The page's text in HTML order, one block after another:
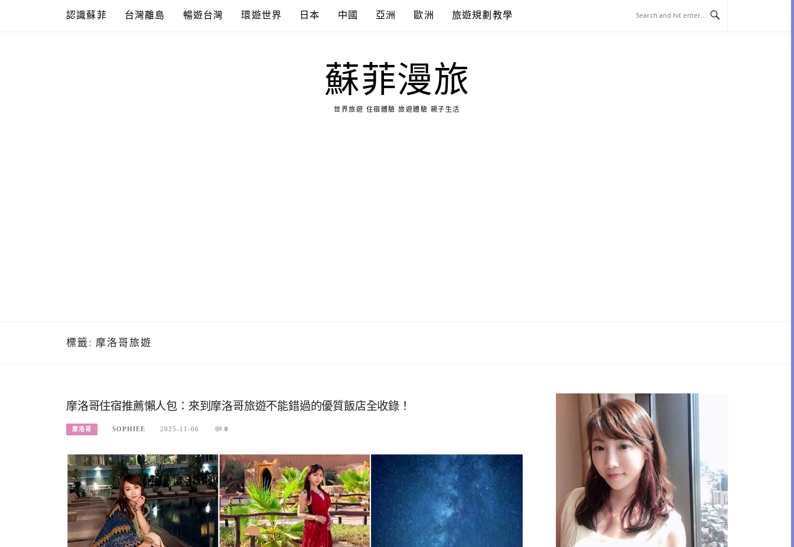
認識蘇菲 台灣離島 暢遊台灣 環遊世界 日本 中國 亞洲 歐洲 旅遊規劃教學
蘇菲漫旅
世界旅遊 住宿體驗 旅遊體驗 親子生活
標籤: 摩洛哥旅遊
摩洛哥住宿推薦懶人包：來到摩洛哥旅遊不能錯過的優質飯店全收錄！
摩洛哥 SOPHIEE 2025-11-06 0